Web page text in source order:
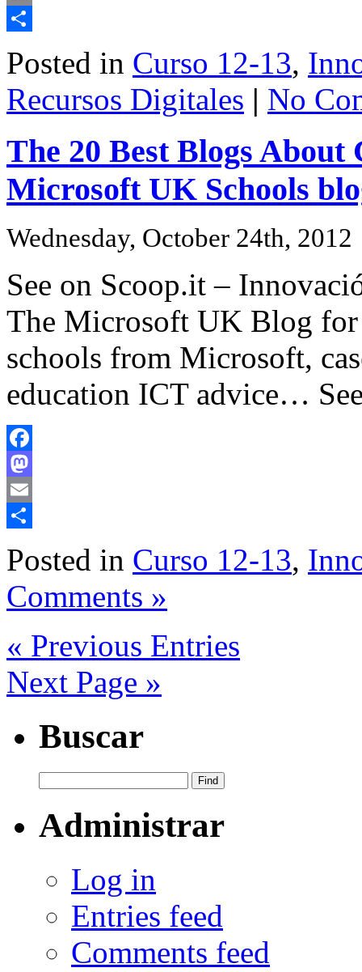
Email
Posted in Curso 12-13,
Recursos Digitales | No
The 20 Best Blogs About
Microsoft UK Schools
Wednesday, October 24th, 2012
See on Scoop.it –
The Microsoft UK Blog
schools from Microsoft,
education ICT advice…
Facebook
Mastodon
Email
Posted in Curso 12-13,
Comments »
« Previous Entries
Next Page »
Buscar
Administrar
Log in
Entries feed
Comments feed